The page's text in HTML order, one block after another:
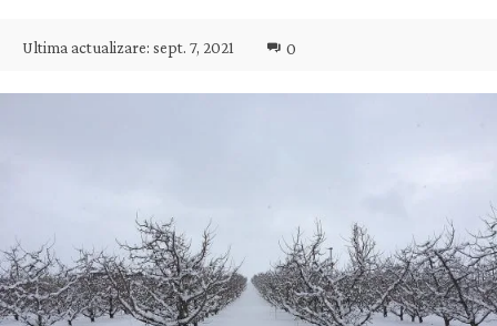
Ultima actualizare: sept. 7, 2021 0